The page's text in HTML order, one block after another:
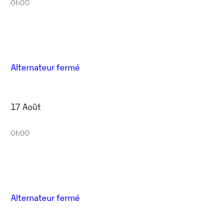
0h00
Alternateur fermé
17 Août
0h00
Alternateur fermé